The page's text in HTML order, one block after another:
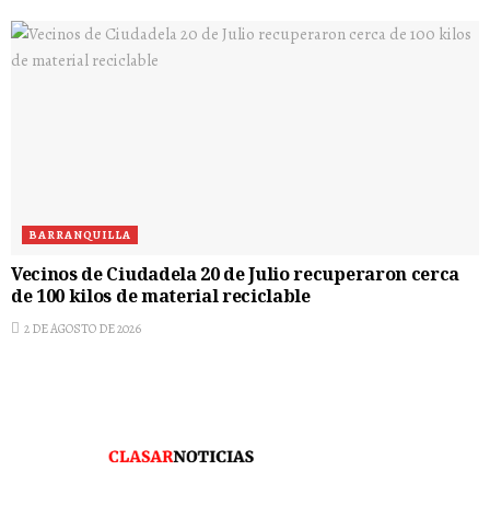
BARRANQUILLA
Vecinos de Ciudadela 20 de Julio recuperaron cerca
de 100 kilos de material reciclable
2 DE AGOSTO DE 2026